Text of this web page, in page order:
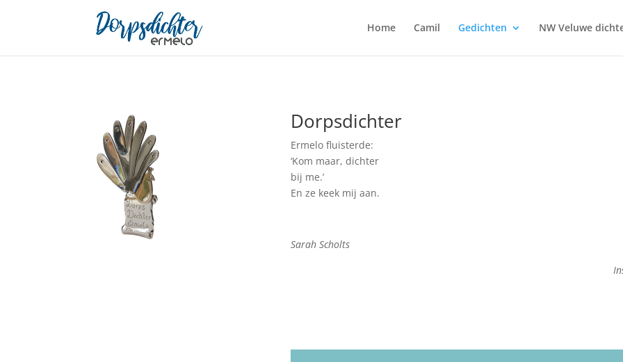
Home Camil Gedichten NW Veluwe
Dorpsdichter
Ermelo fluisterde:
‘Kom maar, dichter
bij me.’
En ze keek mij aan.
Sarah Scholts